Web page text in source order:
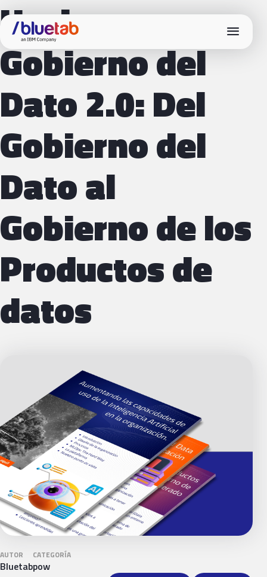
menu
Hacia un
Gobierno del
Dato 2.0: Del
Gobierno del
Dato al
Gobierno de los
Productos de
datos
AUTOR
Bluetab
CATEGORÍA
pow